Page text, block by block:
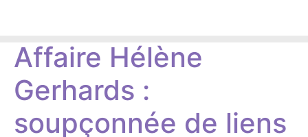
Affaire Hélène
Gerhards :
soupçonnée de liens